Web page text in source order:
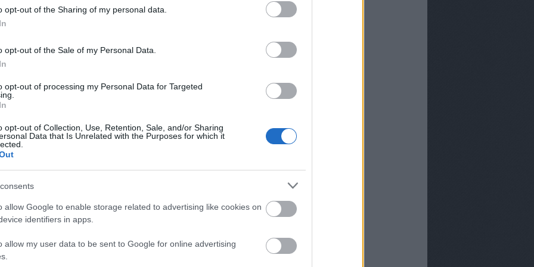
opt-out of the Sharing of my personal data.
opt-out of the Sale of my Personal Data.
opt-out of processing my Personal Data for Targeted
opt-out of Collection, Use, Retention, Sale, and/or Sharing
Data that Is Unrelated with the Purposes for which it
allow Google to enable storage related to advertising like cookies on
identifiers in apps.
allow my user data to be sent to Google for online advertising
volt a műsor körül, most azonban megtört a
a TV2 Csoport programstratégiai és
új epizódok.
Attilaáll majd a Kincsvadászok élén. Ugyanígy a
a kereskedők személyében sem lesz változás. A
ígéri, hogy a közeljövőben kulisszák mögötti
a rajongók, így bepillantást nyerhetnek abba,
egyelőre nem árulták el, ahogy az sem
áll az új évad.
ésYouTubecsatornánkon. Kövess minket
Távozik a TV2-től Andor Éva
közmédiában
hírek az M1-en